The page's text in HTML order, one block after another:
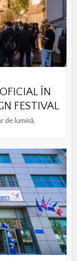
ÎN
FESTIVAL
de lumină,